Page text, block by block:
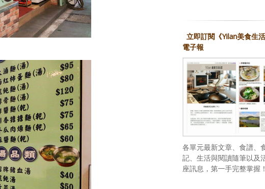
立即訂閱《Yilan美食生活
電子報
各單元最新文章、食譜、
記、生活與閱讀隨筆以及
座訊息，第一手完整掌握！